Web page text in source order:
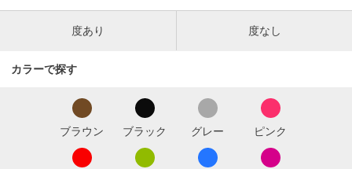
度あり 度なし
カラーで探す
ブラウン ブラック グレー ピンク